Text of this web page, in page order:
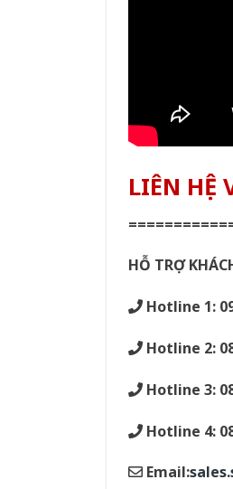
LIÊN HỆ
HỖ TRỢ
Hotline 1:
Hotline 2:
Hotline 3:
Hotline 4:
Email: